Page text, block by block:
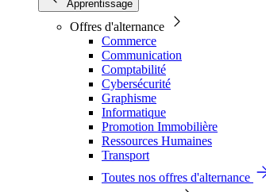
Apprentissage
Offres d'alternance
Commerce
Communication
Comptabilité
Cybersécurité
Graphisme
Informatique
Promotion Immobilière
Ressources Humaines
Transport
Toutes nos offres d'alternance